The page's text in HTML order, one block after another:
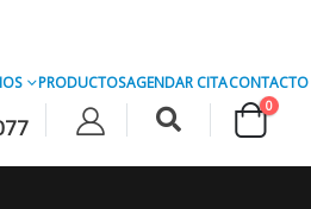
PRODUCTOSAGENDAR CITACONTACTO
0